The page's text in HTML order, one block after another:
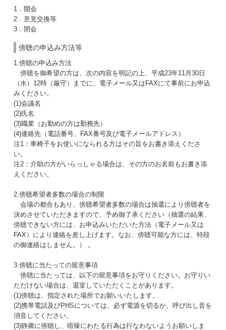
1．開会
2．意見交換等
3．閉会
傍聴の申込み方法等
1.傍聴の申込み方法
傍聴を御希望の方は、次の内容を明記の上、平成23年11月30日
（水）12時（厳守）までに、電子メール又はFAXにて事前にお申込
みください。
(1)会議名
(2)氏名
(3)職業（お勤めの方は勤務先）
(4)連絡先（電話番号、FAX番号及び電子メールアドレス）
注1：車椅子をお使いになられる方はその旨をお書き添えくださ
い。
注2：介助の方がいらっしゃる場合は、その方のお名前もお書き添
えください。
2.傍聴希望者多数の場合の制限
会場の都合もあり、傍聴希望者多数の場合は抽選により傍聴者を
決めさせていただきますので、予め御了承ください（抽選の結果、
傍聴できない方には、お申込みいただいた方法（電子メール又は
FAX）により連絡を差し上げます。なお、傍聴可能な方には、特段
の御連絡はしません。） 。
3.傍聴に当たっての留意事項
傍聴に当たっては、以下の留意事項をお守りください。お守りい
ただけない場合は、退室していただくことがあります。
(1)傍聴は、指定された場所でお願いいたします。
(2)携帯電話及びPHSについては、必ず電源を切るか、呼び出し音を
消音してください。
(3)静粛に傍聴し、喧噪にわたる行為は行なわないようお願いしま